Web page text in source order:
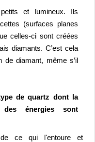
et lumineux. Ils
(surfaces planes
celles-ci sont créées
diamants. C’est cela
de diamant, même s’il
de quartz dont la
des énergies sont
de ce qui l'entoure et